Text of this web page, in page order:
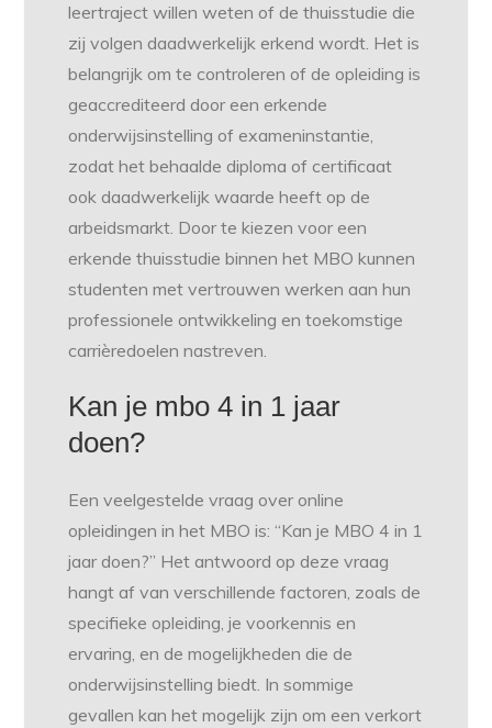
leertraject willen weten of de thuisstudie die
zij volgen daadwerkelijk erkend wordt. Het is
belangrijk om te controleren of de opleiding is
geaccrediteerd door een erkende
onderwijsinstelling of exameninstantie,
zodat het behaalde diploma of certificaat
ook daadwerkelijk waarde heeft op de
arbeidsmarkt. Door te kiezen voor een
erkende thuisstudie binnen het MBO kunnen
studenten met vertrouwen werken aan hun
professionele ontwikkeling en toekomstige
carrièredoelen nastreven.
Kan je mbo 4 in 1 jaar
doen?
Een veelgestelde vraag over online
opleidingen in het MBO is: “Kan je MBO 4 in 1
jaar doen?” Het antwoord op deze vraag
hangt af van verschillende factoren, zoals de
specifieke opleiding, je voorkennis en
ervaring, en de mogelijkheden die de
onderwijsinstelling biedt. In sommige
gevallen kan het mogelijk zijn om een verkort